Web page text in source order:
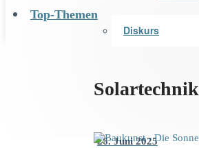
Top-Themen
Diskurs
Solartechnik
26. Juni 2025